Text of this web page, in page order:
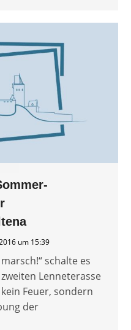
um 15:39
schalte es
Lenneterasse
Feuer, sondern
der